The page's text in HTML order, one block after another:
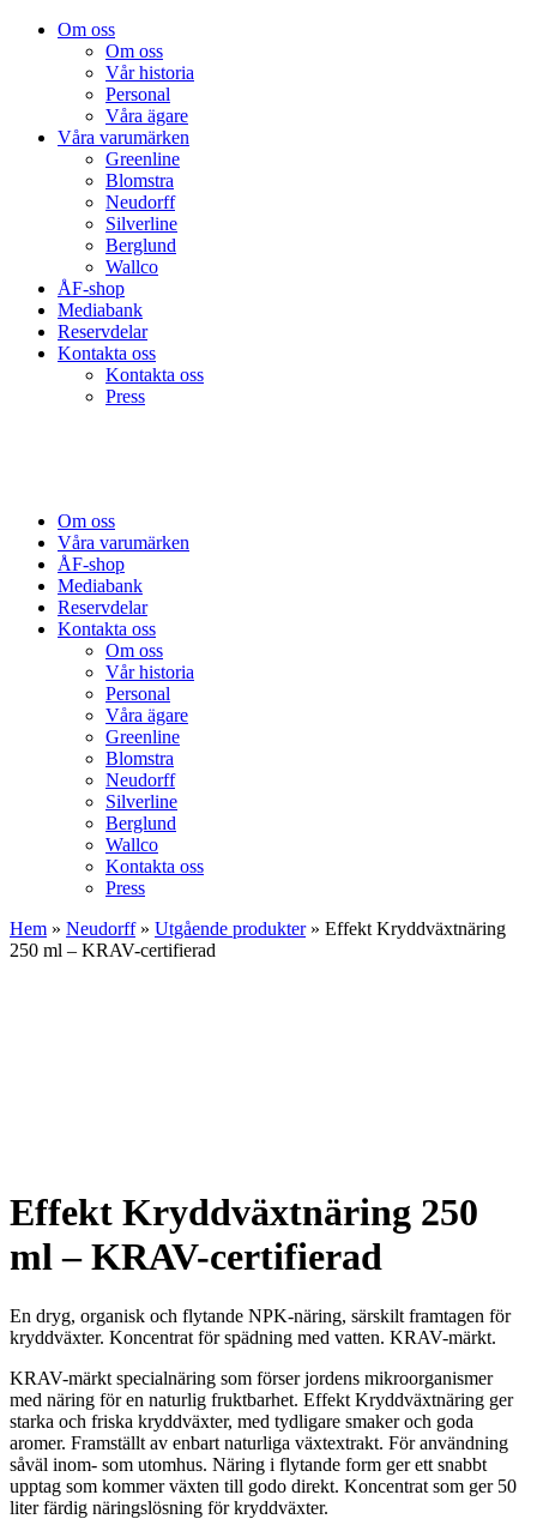
Om oss
Om oss
Vår historia
Personal
Våra ägare
Våra varumärken
Greenline
Blomstra
Neudorff
Silverline
Berglund
Wallco
ÅF-shop
Mediabank
Reservdelar
Kontakta oss
Kontakta oss
Press
Om oss
Våra varumärken
ÅF-shop
Mediabank
Reservdelar
Kontakta oss
Om oss
Vår historia
Personal
Våra ägare
Greenline
Blomstra
Neudorff
Silverline
Berglund
Wallco
Kontakta oss
Press
Hem » Neudorff» Utgående produkter» Effekt Kryddväxtnäring
250 ml – KRAV-certifierad
Effekt Kryddväxtnäring 250
ml – KRAV-certifierad
En dryg, organisk och flytande NPK-näring, särskilt framtagen för
kryddväxter. Koncentrat för spädning med vatten. KRAV-märkt.
KRAV-märkt specialnäring som förser jordens mikroorganismer
med näring för en naturlig fruktbarhet. Effekt Kryddväxtnäring ger
starka och friska kryddväxter, med tydligare smaker och goda
aromer. Framställt av enbart naturliga växtextrakt. För användning
såväl inom- som utomhus. Näring i flytande form ger ett snabbt
upptag som kommer växten till godo direkt. Koncentrat som ger 50
liter färdig näringslösning för kryddväxter.